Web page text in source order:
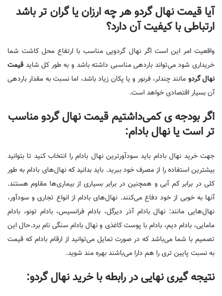
آیا قیمت نهال گردو هر چه ارزان یا گران تر باشد
ارتباطی با کیفیت آن دارد؟
واقعیت امر این است اگر نهال گردویی مناسب با ارتفاع محل کاشت شما
خریداری شود می‌تواند باردهی مناسبی داشته باشد و به طور کل شاید قیمت
نهال گردو مانند چندلر، فرنور و یا پکان زیاد باشد، اما نسبت به مقدار باردهی
آن بسیار اقتصادی خواهد است.
اگر بودجه ی کمی‌داشتیم قیمت نهال گردو مناسب
تر است یا نهال بادام:
جهت خرید نهال بادام باید سودآورترین نهال بادام را انتخاب کنید تا بتوانید
بیشترین استفاده را از مصرف خود ببرید. باید بدانید که نهال‌‌های بادام به طور
کلی در برابر کم آبی و همچنین در برابر بسیاری از بیماری‌ها مقاوم هستند.
آنها به خوبی از خود دفاع می‌کنند. نهال‌های بادام از انواع تجاری و سودآور،
نهال‌هایی مانند: نهال بادام آذر دیرگل، بادام فرانسیس، بادام تونو، بادام
مامایی، بادام دیم، بادام با پوست کاغذی و نهال بادام سنگی نام برد.حال این
تصمیم با شما می‌باشد که در صورت تمایل می‌توانید از ارقام بادام که قیمت
به نسبت پایین تری را هم دارا می‌باشند بهره مند شوید.
نتیجه گیری نهایی در رابطه با خرید نهال گردو: